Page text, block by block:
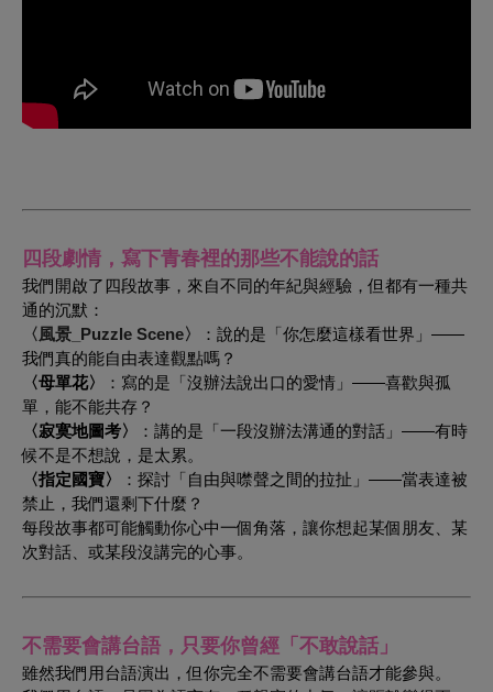
四段劇情，寫下青春裡的那些不能說的話
我們開啟了四段故事，來自不同的年紀與經驗，但都有一種共
通的沉默：
〈風景 _Puzzle Scene〉
：說的是「你怎麼這樣看世界」——
我們真的能自由表達觀點嗎？
〈母單花〉
：寫的是「沒辦法說出口的愛情」——喜歡與孤
單，能不能共存？
〈寂寞地圖考〉
：講的是「一段沒辦法溝通的對話」——有時
候不是不想說，是太累。
〈指定國寶〉
：探討「自由與噤聲之間的拉扯」——當表達被
禁止，我們還剩下什麼？
每段故事都可能觸動你心中一個角落，讓你想起某個朋友、某
次對話、或某段沒講完的心事。
不需要會講台語，只要你曾經「不敢說話」
雖然我們用台語演出，但你完全不需要會講台語才能參與。